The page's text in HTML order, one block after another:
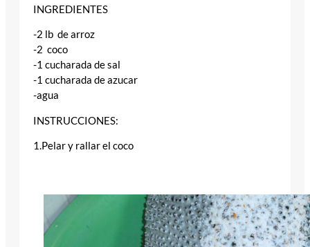
INGREDIENTES
-2 lb de arroz
-2 coco
-1 cucharada de sal
-1 cucharada de azucar
-agua
INSTRUCCIONES:
1.Pelar y rallar el coco